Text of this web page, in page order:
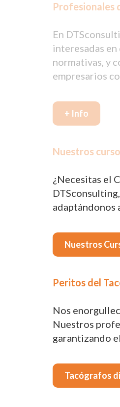
Profesionales
En
interesadas
normativas, y
empresarios
+ Info
Nuestros
¿Necesitas el
adaptándonos
Nuestros
Peritos del
Nos
Nuestros
garantizando
Tacógrafos